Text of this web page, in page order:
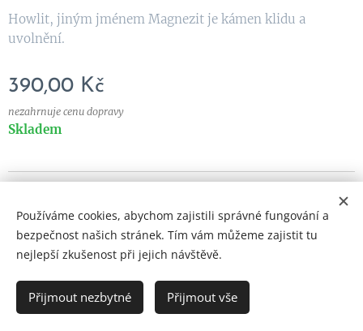
Howlit, jiným jménem Magnezit je kámen klidu a
uvolnění.
390,00 Kč
nezahrnuje cenu dopravy
Skladem
DO KOŠÍKU
Vytvořeno službouWebnode Cookies
Používáme cookies, abychom zajistili správné fungování a
bezpečnost našich stránek. Tím vám můžeme zajistit tu
nejlepší zkušenost při jejich návštěvě.
Přijmout nezbytné Přijmout vše